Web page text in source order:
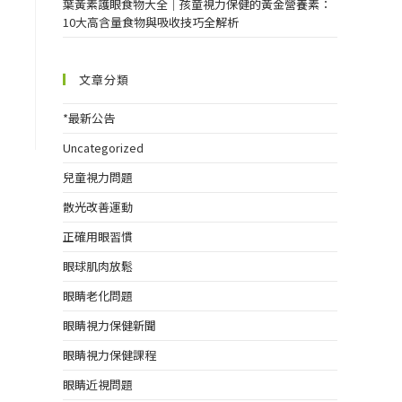
葉黃素護眼食物大全｜孩童視力保健的黃金營養素：
10大高含量食物與吸收技巧全解析
文章分類
*最新公告
Uncategorized
兒童視力問題
散光改善運動
正確用眼習慣
眼球肌肉放鬆
眼睛老化問題
眼睛視力保健新聞
眼睛視力保健課程
眼睛近視問題